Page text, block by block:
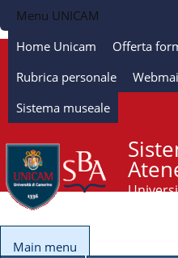
Menu UNICAM
Home Unicam
Offerta
Rubrica personale
Sistema museale
Main menu